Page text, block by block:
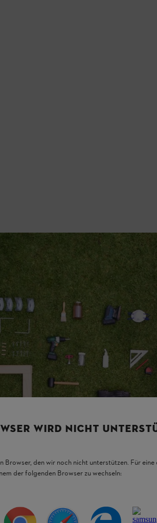
WIRD NICHT
Browser, den wir noch nicht unterstützen. Für
der folgenden Browser zu wechseln: